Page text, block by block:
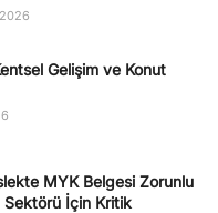
Gelişim ve Konut
MYK Belgesi Zorunlu
İçin Kritik